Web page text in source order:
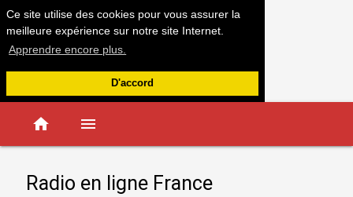
Ce site utilise des cookies pour vous assurer la
meilleure expérience sur notre site Internet.
Apprendre encore plus.
D'accord
home menu
Radio en ligne France